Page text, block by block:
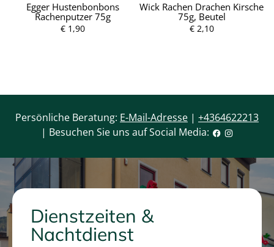
Egger Hustenbonbons
Rachenputzer 75g
€ 1,90
Wick Rachen Drachen Kirsche
75g, Beutel
€ 2,10
Persönliche Beratung: E-Mail-Adresse | +4364622213
| Besuchen Sie uns auf Social Media:
Dienstzeiten &
Nachtdienst